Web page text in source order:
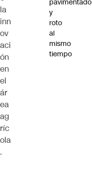
la
inn
ov
aci
ón
en
el
ár
ea
ag
ríc
ola
.
pavimentado
y
roto
al
mismo
tiempo